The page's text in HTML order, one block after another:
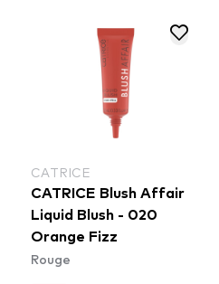
CATRICE
CATRICE Blush Affair
Liquid Blush - 020
Orange Fizz
Rouge